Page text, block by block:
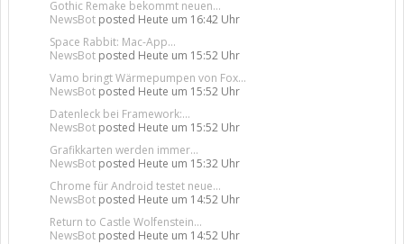
Gothic Remake bekommt neuen...
NewsBot posted Heute um 16:42 Uhr
Space Rabbit: Mac-App...
NewsBot posted Heute um 15:52 Uhr
Vamo bringt Wärmepumpen von Fox...
NewsBot posted Heute um 15:52 Uhr
Datenleck bei Framework:...
NewsBot posted Heute um 15:52 Uhr
Grafikkarten werden immer...
NewsBot posted Heute um 15:32 Uhr
Chrome für Android testet neue...
NewsBot posted Heute um 14:52 Uhr
Return to Castle Wolfenstein...
NewsBot posted Heute um 14:52 Uhr